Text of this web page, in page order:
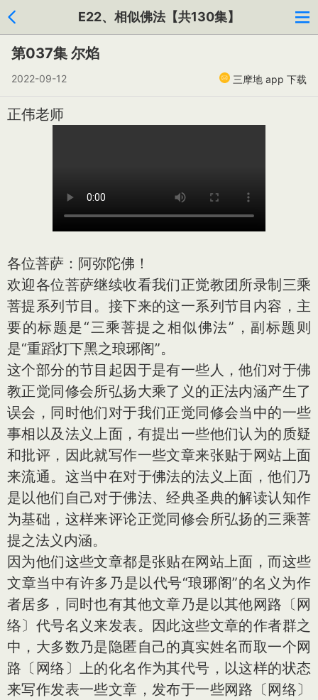
E22、相似佛法【共130集】
第037集 尔焰
2022-09-12 三摩地 app 下载
正伟老师
各位菩萨：阿弥陀佛！
欢迎各位菩萨继续收看我们正觉教团所录制三乘
菩提系列节目。接下来的这一系列节目内容，主
要的标题是“三乘菩提之相似佛法”，副标题则
是“重蹈灯下黑之琅琊阁”。
这个部分的节目起因于是有一些人，他们对于佛
教正觉同修会所弘扬大乘了义的正法内涵产生了
误会，同时他们对于我们正觉同修会当中的一些
事相以及法义上面，有提出一些他们认为的质疑
和批评，因此就写作一些文章来张贴于网站上面
来流通。这当中在对于佛法的法义上面，他们乃
是以他们自己对于佛法、经典圣典的解读认知作
为基础，这样来评论正觉同修会所弘扬的三乘菩
提之法义内涵。
因为他们这些文章都是张贴在网站上面，而这些
文章当中有许多乃是以代号“琅琊阁”的名义为作
者居多，同时也有其他文章乃是以其他网路〔网
络〕代号名义来发表。因此这些文章的作者群之
中，大多数乃是隐匿自己的真实姓名而取一个网
路〔网络〕上的化名作为其代号，以这样的状态
来写作发表一些文章，发布于一些网路〔网络〕